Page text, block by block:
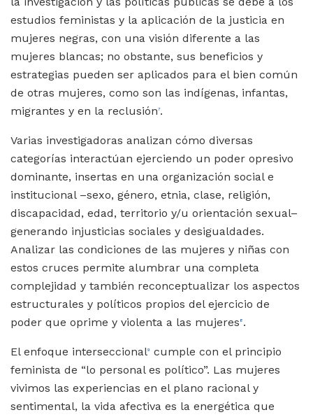
estudios feministas y la aplicación de la justicia en
mujeres negras, con una visión diferente a las
mujeres blancas; no obstante, sus beneficios y
estrategias pueden ser aplicados para el bien común
de otras mujeres, como son las indígenas, infantas,
migrantes y en la reclusión7.
Varias investigadoras analizan cómo diversas
categorías interactúan ejerciendo un poder opresivo
dominante, insertas en una organización social e
institucional –sexo, género, etnia, clase, religión,
discapacidad, edad, territorio y/u orientación sexual–
generando injusticias sociales y desigualdades.
Analizar las condiciones de las mujeres y niñas con
estos cruces permite alumbrar una completa
complejidad y también reconceptualizar los aspectos
estructurales y políticos propios del ejercicio de
poder que oprime y violenta a las mujeres 8 .
El enfoque interseccional9
cumple con el principio
feminista de “lo personal es político”. Las mujeres
vivimos las experiencias en el plano racional y
sentimental, la vida afectiva es la energética que